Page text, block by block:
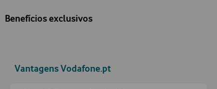
Benefícios exclusivos
Vantagens Vodafone.pt